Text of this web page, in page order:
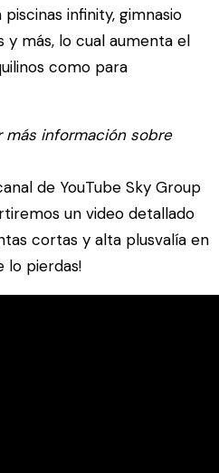
infinity, gimnasio
y más, lo cual aumenta el
como para
información sobre
de YouTube Sky Group
un video detallado
cortas y alta plusvalía en
lo pierdas!